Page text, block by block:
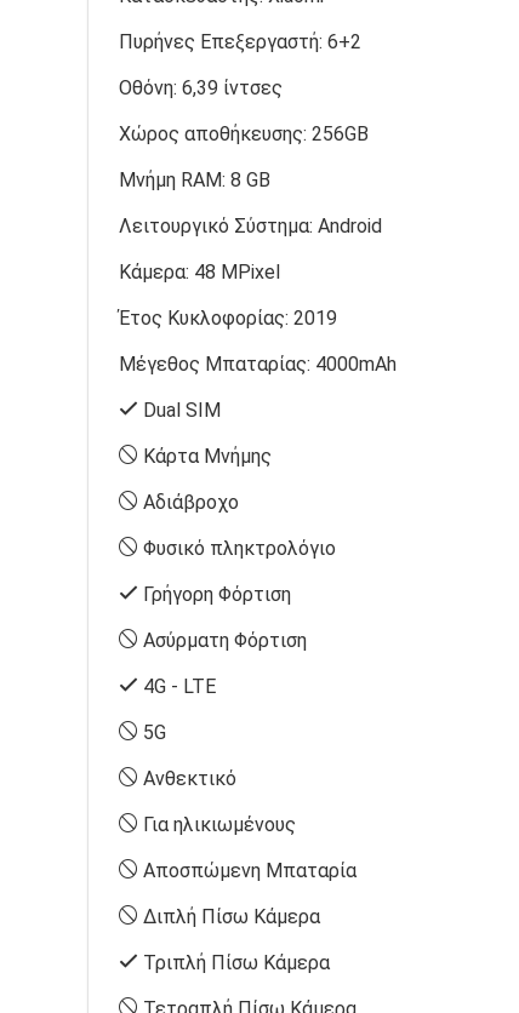
Πυρήνες Επεξεργαστή: 6+2
Οθόνη: 6,39 ίντσες
Χώρος αποθήκευσης: 256GB
Μνήμη RAM: 8 GB
Λειτουργικό Σύστημα: Android
Κάμερα: 48 MPixel
Έτος Κυκλοφορίας: 2019
Μέγεθος Μπαταρίας: 4000mAh
Dual SIM
Κάρτα Μνήμης
Αδιάβροχο
Φυσικό πληκτρολόγιο
Γρήγορη Φόρτιση
Ασύρματη Φόρτιση
4G - LTE
5G
Ανθεκτικό
Για ηλικιωμένους
Αποσπώμενη Μπαταρία
Διπλή Πίσω Κάμερα
Τριπλή Πίσω Κάμερα